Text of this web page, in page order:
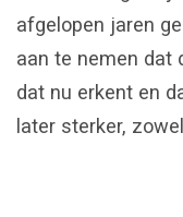
afgelopen jaren
aan te nemen dat
dat nu erkent en
later sterker,